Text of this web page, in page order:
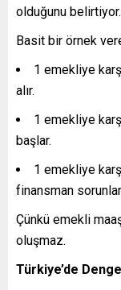
olduğunu belirtiyor.
Basit bir örnek
1 emekliye
alır.
1 emekliye
başlar.
1 emekliye
finansman
Çünkü emekli
oluşmaz.
Türkiye’de